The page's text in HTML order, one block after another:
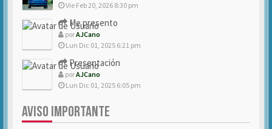
Vie Feb 20, 2026 8:30 pm
Me presento
porAJCano
Lun Dic 01, 2025 6:21 pm
Presentación
porAJCano
Lun Dic 01, 2025 6:05 pm
AVISO IMPORTANTE